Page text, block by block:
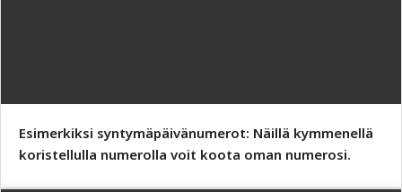
Esimerkiksi syntymäpäivänumerot: Näillä kymmenellä
koristellulla numerolla voit koota oman numerosi.